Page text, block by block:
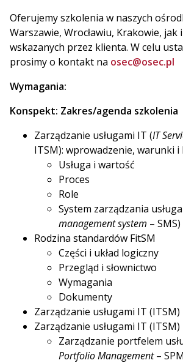
Oferujemy szkolenia w naszych
Warszawie, Wrocławiu, Krakowie, jak
wskazanych przez klienta. W celu
prosimy o kontakt na osec@osec.pl
Wymagania:
Konspekt: Zakres/agenda szkolenia
Zarządzanie usługami IT (IT
ITSM): wprowadzenie, warunki i
Usługa i wartość
Proces
Role
System zarządzania
management system – SMS)
Rodzina standardów FitSM
Części i układ logiczny
Przegląd i słownictwo
Wymagania
Dokumenty
Zarządzanie usługami IT
Zarządzanie usługami IT
Zarządzanie portfelem
Portfolio Management–